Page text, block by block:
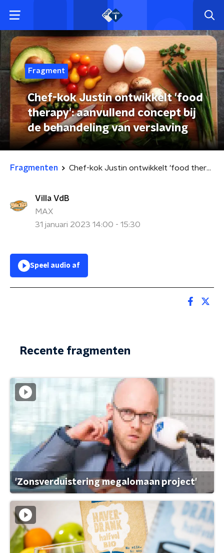
Fragment
Chef-kok Justin ontwikkelt 'food
therapy': aanvullend concept bij
de behandeling van verslaving
Fragmenten Chef-kok Justin ontwikkelt 'food therapy': aanvullend concept bij de behandeling van verslaving
Villa VdB
MAX
31 januari 2023 14:00 - 15:30
Speel audio af
Recente fragmenten
'Zonsverduistering megalomaan project'